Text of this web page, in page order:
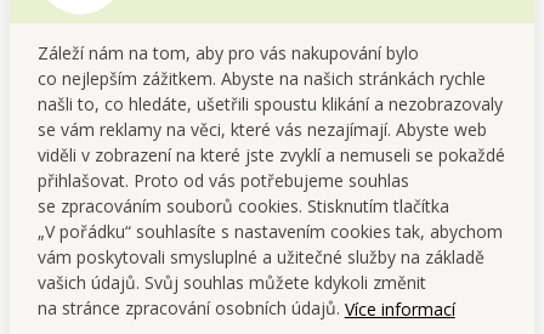
Záleží nám na tom, aby pro vás nakupování bylo
co nejlepším zážitkem. Abyste na našich stránkách rychle
našli to, co hledáte, ušetřili spoustu klikání a nezobrazovaly
se vám reklamy na věci, které vás nezajímají. Abyste web
viděli v zobrazení na které jste zvyklí a nemuseli se pokaždé
přihlašovat. Proto od vás potřebujeme souhlas
se zpracováním souborů cookies. Stisknutím tlačítka
„V pořádku“ souhlasíte s nastavením cookies tak, abychom
vám poskytovali smysluplné a užitečné služby na základě
vašich údajů. Svůj souhlas můžete kdykoli změnit
na stránce zpracování osobních údajů. Více informací
FAQ
Jsou papiloty vhodné i na krátké vlasy?
Ano, díky malému průměru jsou ideální pro krátké účesy a
jemné lokny.
Vytvořím s nimi objem i u jemných vlasů?
Ano, malé papiloty dodají účesu objem a přirozenou plnost.
SUPER FLEXIBILNÍ A OHEBNÉ,
NETLAČÍ!